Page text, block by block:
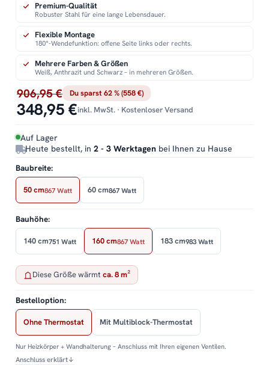
906,95 € Du sparst 62 % (558 €)
348,95 €inkl. MwSt. · Kostenloser Versand
Auf Lager
Heute bestellt, in 2 - 3 Werktagen bei Ihnen zu Hause
Premium-Qualität
Robuster Stahl für eine lange Lebensdauer.
Flexible Montage
180°-Wendefunktion: offene Seite links oder rechts.
Mehrere Farben & Größen
Weiß, Anthrazit und Schwarz – in mehreren Größen.
Baubreite:
50 cm867 Watt 60 cm867 Watt
Bauhöhe:
140 cm751 Watt 160 cm867 Watt 183 cm983 Watt
Diese Größe wärmt ca. 8 m²
Bestelloption:
Ohne Thermostat Mit Multiblock-Thermostat
Nur Heizkörper + Wandhalterung – Anschluss mit Ihren eigenen Ventilen.
Anschluss erklärt↓